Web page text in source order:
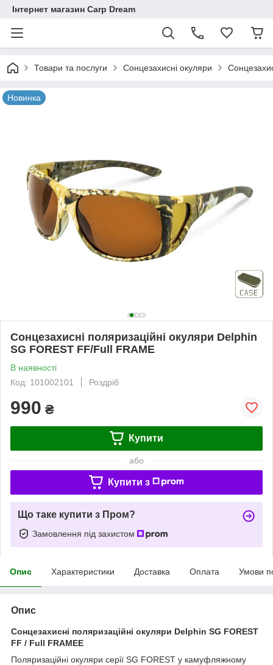
Інтернет магазин Carp Dream
Товари та послуги Сонцезахисні окуляри
Новинка
Сонцезахисні поляризаційні окуляри Delphin
SG FOREST FF/Full FRAME
В наявності
Код: 101002101
Роздріб
990 ₴
Купити
або
Купити з
Що таке купити з Пром?
Замовлення під захистом
Опис Характеристики Доставка Оплата Умови
Опис
Сонцезахисні поляризаційні окуляри Delphin SG FOREST
FF / Full FRAMEE
Поляризаційні окуляри серії SG FOREST у камуфляжному